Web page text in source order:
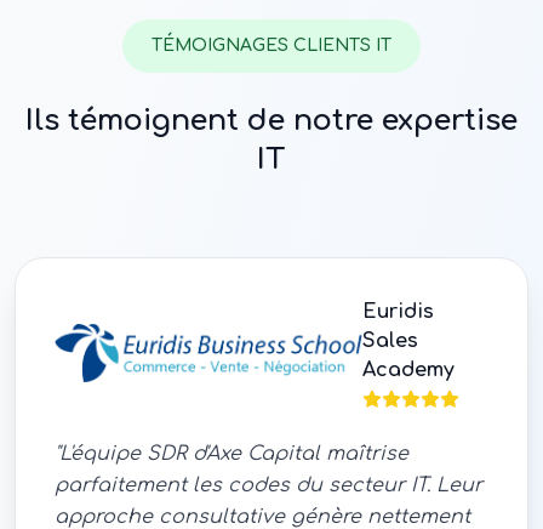
TÉMOIGNAGES CLIENTS IT
Ils témoignent de notre expertise
IT
Euridis
Sales
Academy
"L'équipe SDR d'Axe Capital maîtrise
parfaitement les codes du secteur IT. Leur
approche consultative génère nettement